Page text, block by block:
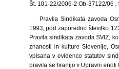
Št. 101-22/2006-2 Ob-37122/06 ,
Pravila Sindikata zavoda
1993, pod zaporedno številko
Pravila sindikata zavoda SVIZ,
znanosti in kulture Slovenije,
vpisana v evidenco statutov
pravila se hranijo v Upravni enoti